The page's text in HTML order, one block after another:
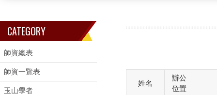
CATEGORY
師資總表
師資一覽表
玉山學者
姓名
辦公
位置